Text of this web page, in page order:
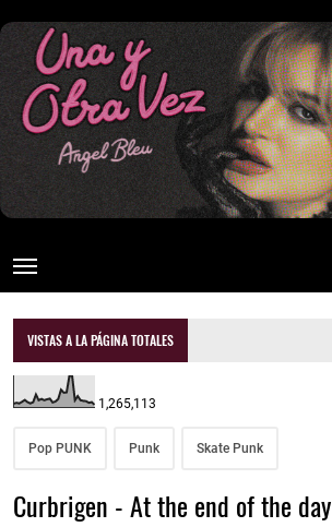
VISTAS A LA PÁGINA TOTALES
1,265,113
Pop PUNK Punk Skate Punk
Curbrigen - At the end of the day